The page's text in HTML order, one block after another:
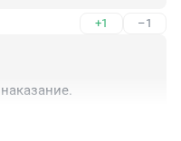
+1 –1